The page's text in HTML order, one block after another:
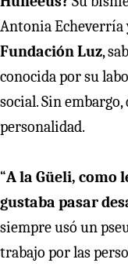
Antonia
Fundación Luz,
conocida por su
social. Sin
personalidad.
“A la Güeli, como
gustaba pasar
siempre usó un
trabajo por las